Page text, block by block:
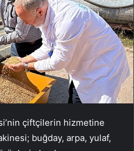
çiftçilerin hizmetine
buğday, arpa, yulaf,